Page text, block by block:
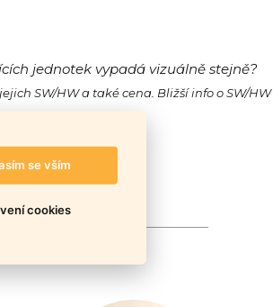
jednotek vypadá vizuálně stejně?
SW/HW a také cena. Bližší info o SW/HW
se vším
cookies